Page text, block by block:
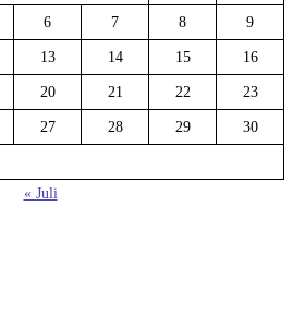
6 7 8 9
13 14 15 16
20 21 22 23
27 28 29 30
« Juli